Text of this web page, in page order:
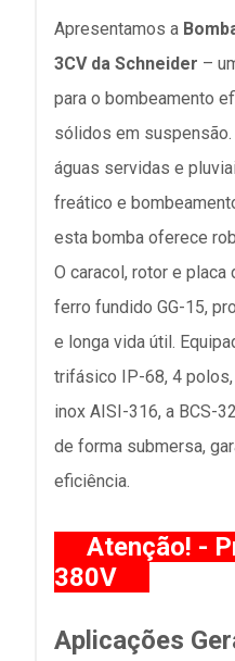
Apresentamos a
3CV da Schneider –
para o bombeamento
sólidos em
águas servidas e
freático e
esta bomba oferece
O caracol, rotor e
ferro fundido GG-15,
e longa vida útil.
trifásico IP-68, 4
inox AISI-316, a BCS-
de forma submersa,
eficiência.
Atenção! -
380V
Aplicações